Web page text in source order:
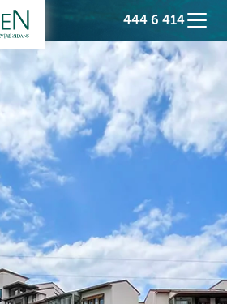
444 6 414